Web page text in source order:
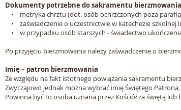
Dokumenty potrzebne do sakramentu
• metryka chrztu (dot. osób ochrzczonych poza
• zaświadczenie o uczestnictwie w katechezie szkolnej
• w przypadku osób starszych - świadectwo
Po przyjęciu bierzmowania należy zaświadczenie o
Imię – patron bierzmowania
Ze względu na fakt istotnego powiązania sakramentu
Zwyczajowo jednak można wybrać imię Świętego
Powinna być to osoba uznana przez Kościół za świętą lub